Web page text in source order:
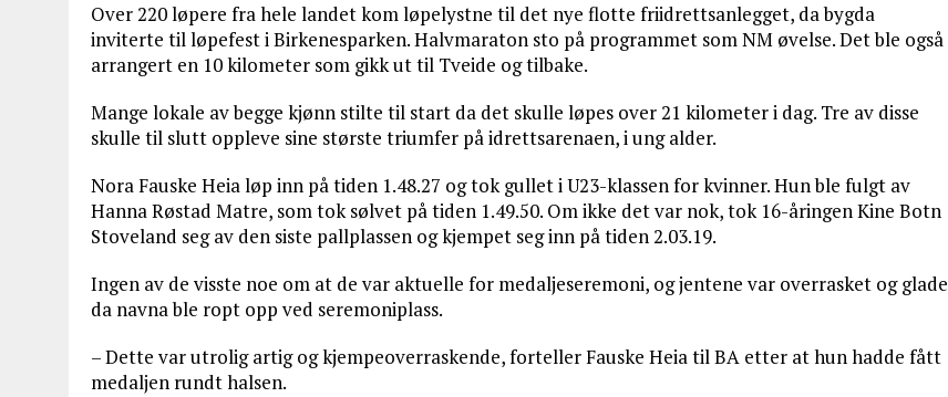
Over 220 løpere fra hele landet kom løpelystne til det nye flotte friidrettsanlegget, da bygda
inviterte til løpefest i Birkenesparken. Halvmaraton sto på programmet som NM øvelse. Det ble også
arrangert en 10 kilometer som gikk ut til Tveide og tilbake.
Mange lokale av begge kjønn stilte til start da det skulle løpes over 21 kilometer i dag. Tre av disse
skulle til slutt oppleve sine største triumfer på idrettsarenaen, i ung alder.
Nora Fauske Heia løp inn på tiden 1.48.27 og tok gullet i U23-klassen for kvinner. Hun ble fulgt av
Hanna Røstad Matre, som tok sølvet på tiden 1.49.50. Om ikke det var nok, tok 16-åringen Kine Botn
Stoveland seg av den siste pallplassen og kjempet seg inn på tiden 2.03.19.
Ingen av de visste noe om at de var aktuelle for medaljeseremoni, og jentene var overrasket og glade
da navna ble ropt opp ved seremoniplass.
– Dette var utrolig artig og kjempeoverraskende, forteller Fauske Heia til BA etter at hun hadde fått
medaljen rundt halsen.